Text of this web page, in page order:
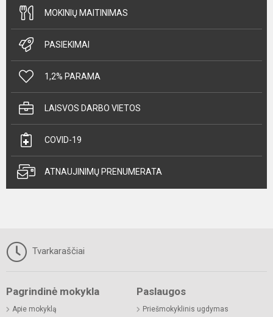
MOKINIŲ MAITINIMAS
PASIEKIMAI
1,2% PARAMA
LAISVOS DARBO VIETOS
COVID-19
ATNAUJINIMŲ PRENUMERATA
Tvarkaraščiai
Pagrindinė mokykla
Apie mokyklą
Paslaugos
Priešmokyklinis ugdymas